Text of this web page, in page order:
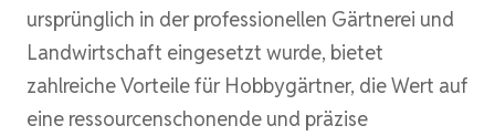
ursprünglich in der professionellen Gärtnerei und
Landwirtschaft eingesetzt wurde, bietet
zahlreiche Vorteile für Hobbygärtner, die Wert auf
eine ressourcenschonende und präzise